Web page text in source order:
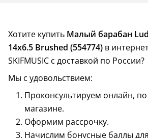
Хотите купить Малый барабан
14x6.5 Brushed (554774) в
SKIFMUSIC с доставкой по России?
Мы с удовольствием:
Проконсультируем онлайн,
магазине.
Оформим рассрочку.
Начислим бонусные баллы